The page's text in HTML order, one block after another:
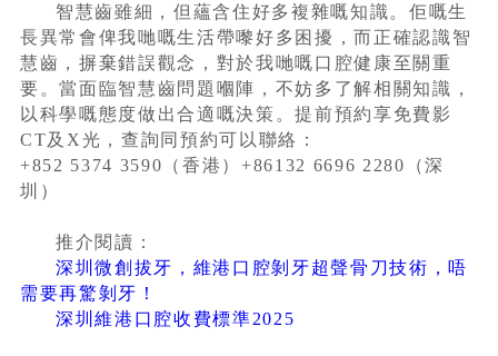
智慧齒雖細，但蘊含住好多複雜嘅知識。佢嘅生
長異常會俾我哋嘅生活帶嚟好多困擾，而正確認識智
慧齒，摒棄錯誤觀念，對於我哋嘅口腔健康至關重
要。當面臨智慧齒問題嗰陣，不妨多了解相關知識，
以科學嘅態度做出合適嘅決策。提前預約享免費影
CT及X光，查詢同預約可以聯絡：
+852 5374 3590（香港）+86132 6696 2280（深
圳）
推介閱讀：
深圳微創拔牙，維港口腔剝牙超聲骨刀技術，唔
需要再驚剝牙！
深圳維港口腔收費標準2025